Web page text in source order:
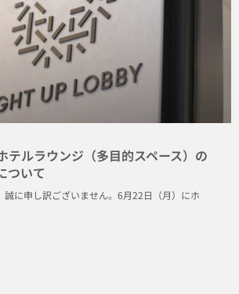
テルラウンジ（多目的スペース）の
ついて
誠に申し訳ございません。6月22日（月）にホ